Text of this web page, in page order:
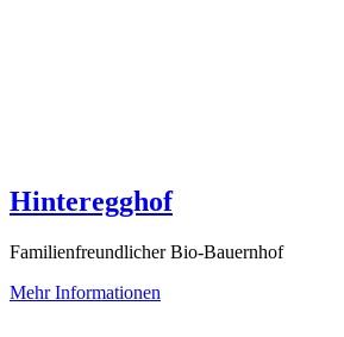
Hinteregghof
Familienfreundlicher Bio-Bauernhof
Mehr Informationen